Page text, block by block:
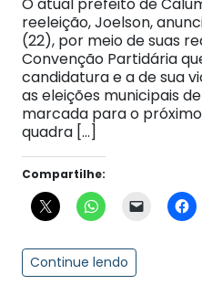
reeleição, Joelson,
(22), por meio de suas
Convenção Partidária
candidatura e a de sua
as eleições municipais
marcada para o
quadra […]
Compartilhe:
Continue lendo